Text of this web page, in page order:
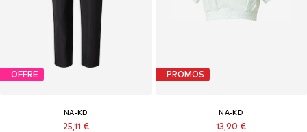
OFFRE
NA-KD
25,11 €
PROMOS
NA-KD
13,90 €